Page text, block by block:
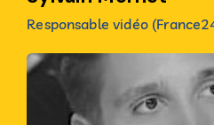
Responsable vidéo